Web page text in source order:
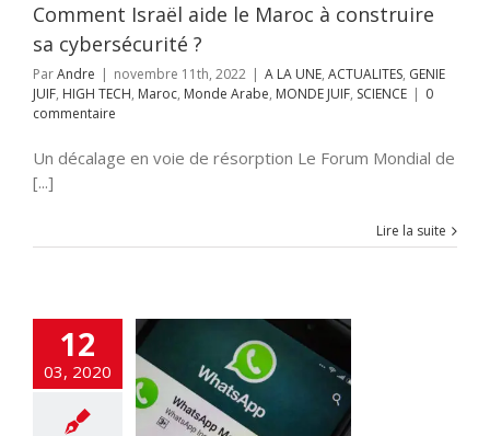
Comment Israël aide le Maroc à construire
sa cybersécurité ?
ParAndre | novembre 11th, 2022 | A LA UNE, ACTUALITES, GENIE
JUIF, HIGH TECH, Maroc, Monde Arabe, MONDE JUIF, SCIENCE | 0
commentaire
Un décalage en voie de résorption Le Forum Mondial de
[...]
Lire la suite
12
03, 2020
société de
espions
accusée de
A LA UNE